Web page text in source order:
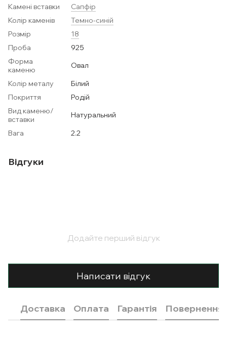
Камені вставки
Сапфір
Колір каменів
Темно-синій
Розмір
18
Проба
925
Форма
каменю
Овал
Колір металу
Білий
Покриття
Родій
Вид каменю/
вставки
Натуральний
Вага
2.2
Відгуки
Додайте перший відгук
Написати відгук
Доставка Оплата Гарантія Повернення